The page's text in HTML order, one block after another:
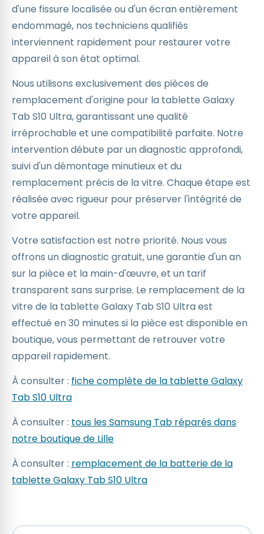
d'une fissure localisée ou d'un écran entièrement
endommagé, nos techniciens qualifiés
interviennent rapidement pour restaurer votre
appareil à son état optimal.
Nous utilisons exclusivement des pièces de
remplacement d'origine pour la tablette Galaxy
Tab S10 Ultra, garantissant une qualité
irréprochable et une compatibilité parfaite. Notre
intervention débute par un diagnostic approfondi,
suivi d'un démontage minutieux et du
remplacement précis de la vitre. Chaque étape est
réalisée avec rigueur pour préserver l'intégrité de
votre appareil.
Votre satisfaction est notre priorité. Nous vous
offrons un diagnostic gratuit, une garantie d'un an
sur la pièce et la main-d'œuvre, et un tarif
transparent sans surprise. Le remplacement de la
vitre de la tablette Galaxy Tab S10 Ultra est
effectué en 30 minutes si la pièce est disponible en
boutique, vous permettant de retrouver votre
appareil rapidement.
À consulter : fiche complète de la tablette Galaxy
Tab S10 Ultra
À consulter : tous les Samsung Tab réparés dans
notre boutique de Lille
À consulter : remplacement de la batterie de la
tablette Galaxy Tab S10 Ultra